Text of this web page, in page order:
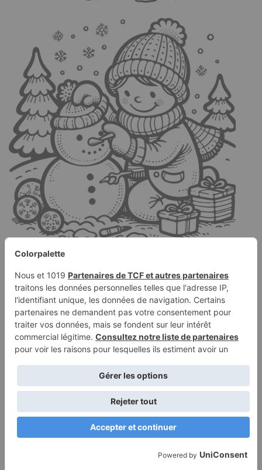
Page à colorier d’un
bonhomme de neige,
donneur de cadeaux
construisant un
bonhomme de neige
janvier 23, 2026
Page à colorier d’un bonhomme de neige, donneur de
cadeaux, construisant un bonhomme de neige, avec une
écharpe et des moufles, chaud.